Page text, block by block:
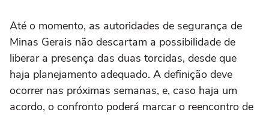
Até o momento, as autoridades de segurança de
Minas Gerais não descartam a possibilidade de
liberar a presença das duas torcidas, desde que
haja planejamento adequado. A definição deve
ocorrer nas próximas semanas, e, caso haja um
acordo, o confronto poderá marcar o reencontro de